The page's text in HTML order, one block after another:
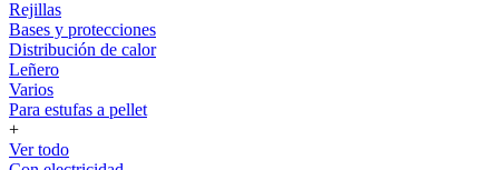
Rejillas
Bases y protecciones
Distribución de calor
Leñero
Varios
Para estufas a pellet
+
Ver todo